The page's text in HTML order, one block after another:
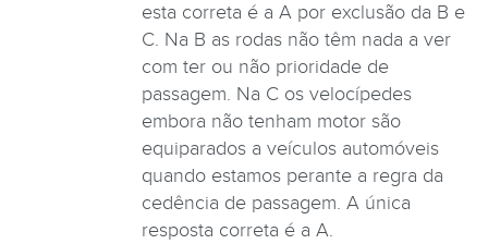
esta correta é a A por exclusão da B e
C. Na B as rodas não têm nada a ver
com ter ou não prioridade de
passagem. Na C os velocípedes
embora não tenham motor são
equiparados a veículos automóveis
quando estamos perante a regra da
cedência de passagem. A única
resposta correta é a A.